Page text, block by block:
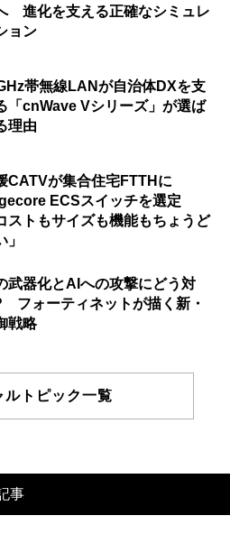
進化を支える正確なシミュレ
ョン
帯無線LANが自治体DXを支
「cnWave Vシリーズ」が選ば
理由
CATVが集合住宅FTTHに
ECSスイッチを選定
ストもサイズも機能もちょうど
」
武器化とAIへの攻撃にどう対
フォーティネットが描く新・
戦略
ルトピック一覧
事